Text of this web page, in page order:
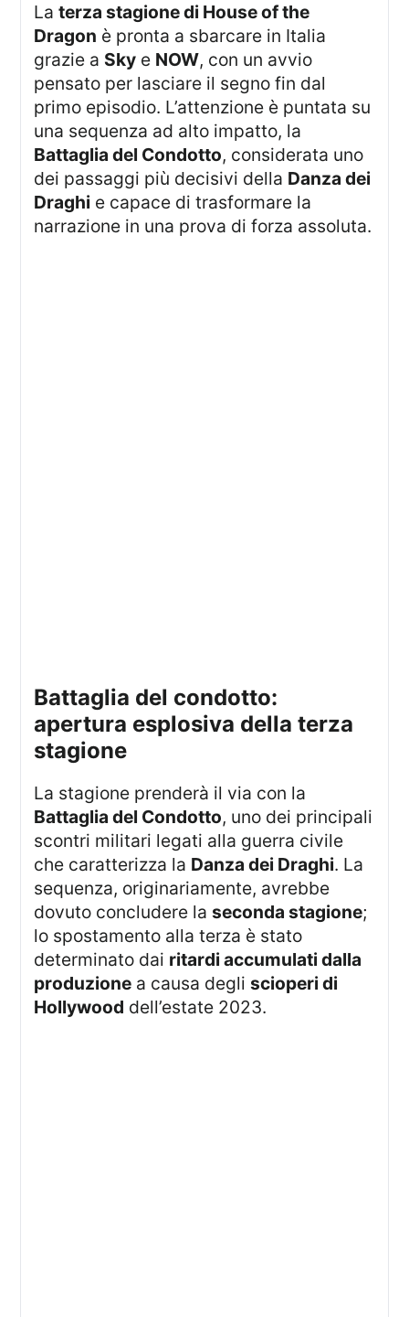
Laterza stagione di House of the
Dragon è pronta a sbarcare in Italia
grazie a Sky e NOW, con un avvio
pensato per lasciare il segno fin dal
primo episodio. L’attenzione è puntata su
una sequenza ad alto impatto, la
Battaglia del Condotto, considerata uno
dei passaggi più decisivi della Danza dei
Draghi e capace di trasformare la
narrazione in una prova di forza assoluta.
battaglia del condotto:
apertura esplosiva della terza
stagione
La stagione prenderà il via con la
Battaglia del Condotto, uno dei principali
scontri militari legati alla guerra civile
che caratterizza la Danza dei Draghi. La
sequenza, originariamente, avrebbe
dovuto concludere laseconda stagione;
lo spostamento alla terza è stato
determinato dai ritardi accumulati dalla
produzione a causa degliscioperi di
Hollywood dell’estate 2023.